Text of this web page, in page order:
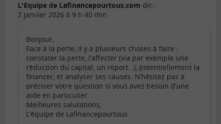
L'Equipe de Lafinancepourtous.com dit :
2 janvier 2026 à 9 h 40 min
Bonjour,
Face à la perte, il y a plusieurs choses à faire :
constater la perte, l’affecter (via par exemple une
réduction du capital, un report…), potentiellement la
financer, et analyser ses causes. N’hésitez pas à
préciser votre question si vous avez besoin d’une
aide en particulier.
Meilleures salutations,
L’équipe de Lafinancepourtous